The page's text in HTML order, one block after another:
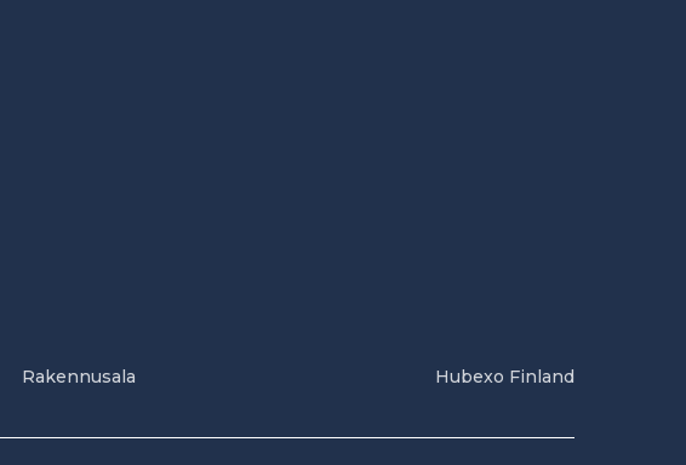
Rakennusala Hubexo Finland